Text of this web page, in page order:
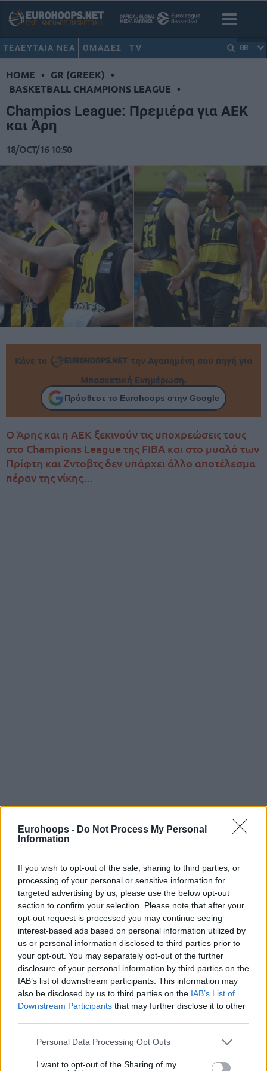
Eurohoops - Do Not Process My Personal
Information
If you wish to opt-out of the sale, sharing to third parties, or
processing of your personal or sensitive information for
targeted advertising by us, please use the below opt-out
section to confirm your selection. Please note that after your
opt-out request is processed you may continue seeing
interest-based ads based on personal information utilized by
us or personal information disclosed to third parties prior to
your opt-out. You may separately opt-out of the further
disclosure of your personal information by third parties on the
IAB’s list of downstream participants. This information may
also be disclosed by us to third parties on the IAB’s List of
Downstream Participants that may further disclose it to other
Please note that this website/app uses one or more Google
not limited to your visit or usage behaviour. You may click to
Personal Data Processing Opt Outs
I want to opt-out of the Sharing of my
ΤΕΛΕΥΤΑΙΑ ΝΕΑ ΟΜΑΔΕΣ TV GR
HOME • GR (GREEK) •
BASKETBALL CHAMPIONS LEAGUE •
Champios League: Πρεμιέρα για ΑΕΚ
και Άρη
18/OCT/16 10:50
Κάνε το
την Αγαπημένη σου πηγή για
Μπασκετική Ενημέρωση.
Πρόσθεσε το Eurohoops στην Google
Ο Άρης και η ΑΕΚ ξεκινούν τις υποχρεώσεις τους
στο Champions League της FIBA και στο μυαλό των
Πρίφτη και Ζντοβτς δεν υπάρχει άλλο αποτέλεσμα
πέραν της νίκης…
Του Γιώργου Ορφανάκη /info@eurohoops.net
Στη μάχη του Champions League ρίχνονται απόψε οι δύο
από τις τρεις συνολικά ελληνικές ομάδες με τηνΑΕΚνα
υποδέχεται την Ζολνόκι (19:00) και τον
Άρη να δοκιμάζεται
στην έδρα της Ντομζάλε (21:00).
Ο Γιούρι Ζντοβτς βρίσκεται στην ευχάριστη θέση να έχει
όλους τους παίκτες στη διάθεση του και μοναδικός στόχος
με το δεξί τις υποχρεώσεις της μπροστά στο κοινό της.
Ευχή όλων στο στρατόπεδο τηςΑΕΚείναι ο κόσμος να